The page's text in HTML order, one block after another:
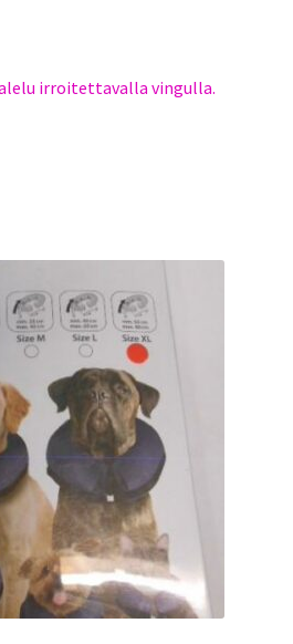
irroitettavalla vingulla.